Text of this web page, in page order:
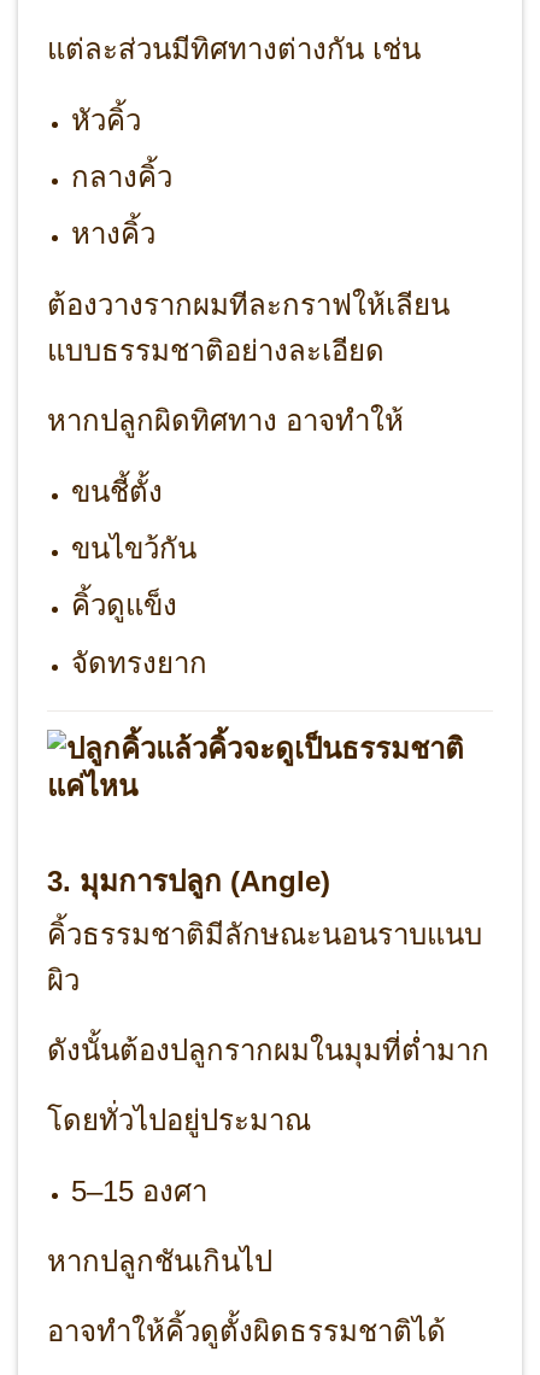
แต่ละส่วนมีทิศทางต่างกัน เช่น
หัวคิ้ว
กลางคิ้ว
หางคิ้ว
ต้องวางรากผมทีละกราฟให้เลียน
แบบธรรมชาติอย่างละเอียด
หากปลูกผิดทิศทาง อาจทำให้
ขนชี้ตั้ง
ขนไขว้กัน
คิ้วดูแข็ง
จัดทรงยาก
3. มุมการปลูก (Angle)
คิ้วธรรมชาติมีลักษณะนอนราบแนบ
ผิว
ดังนั้นต้องปลูกรากผมในมุมที่ต่ำมาก
โดยทั่วไปอยู่ประมาณ
5–15 องศา
หากปลูกชันเกินไป
อาจทำให้คิ้วดูตั้งผิดธรรมชาติได้